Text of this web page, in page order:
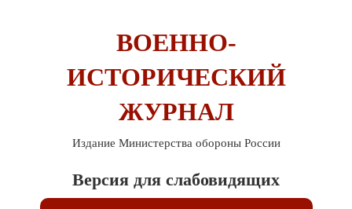
ВОЕННО-
ИСТОРИЧЕСКИЙ
ЖУРНАЛ
Издание Министерства обороны России
Версия для слабовидящих